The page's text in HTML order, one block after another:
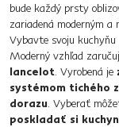
bude každý prsty
zariadená moderným
Vybavte svoju kuchyňu
Moderný vzhľad
lancelot. Vyrobená je
systémom tichého
dorazu. Vyberať
poskladať si